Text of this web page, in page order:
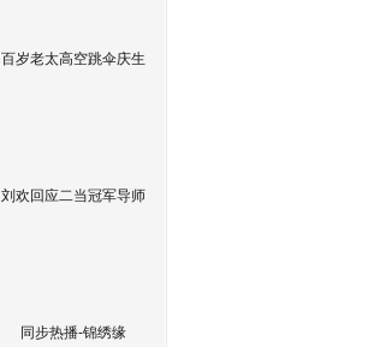
百岁老太高空跳伞庆生
刘欢回应二当冠军导师
同步热播-锦绣缘